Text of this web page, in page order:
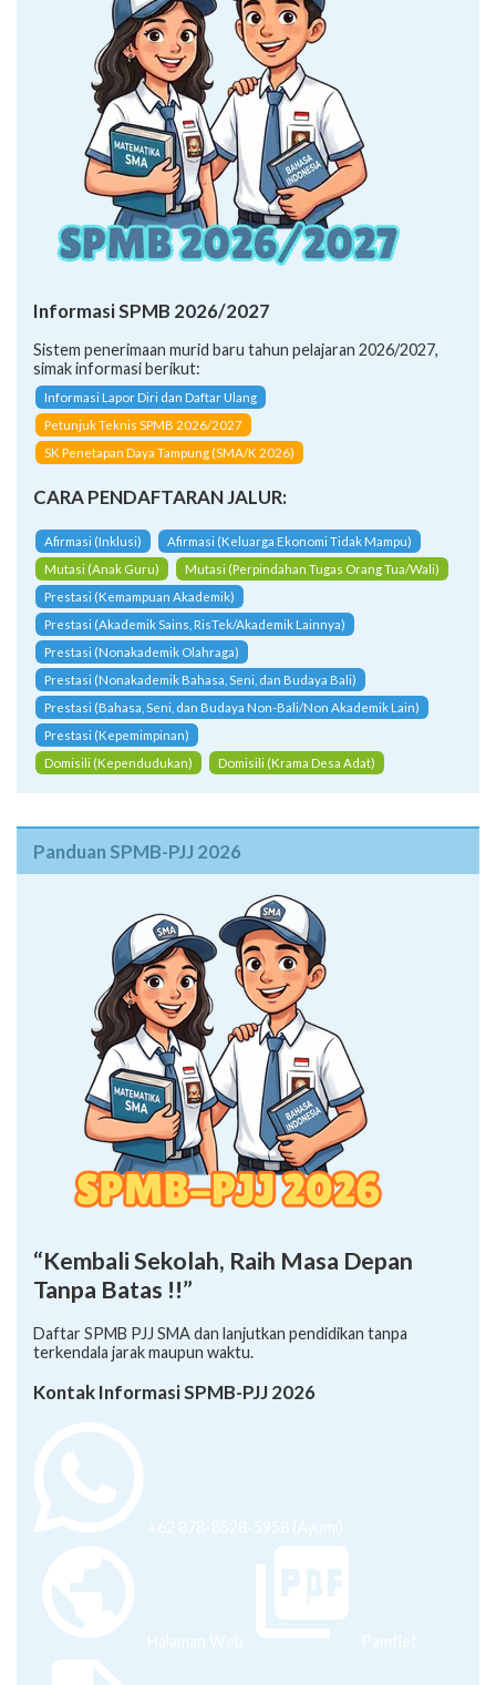
Informasi SPMB 2026/2027
Sistem penerimaan murid baru tahun pelajaran 2026/2027,
simak informasi berikut:
Informasi Lapor Diri dan Daftar Ulang
Petunjuk Teknis SPMB 2026/2027
SK Penetapan Daya Tampung (SMA/K 2026)
CARA PENDAFTARAN JALUR:
Afirmasi (Inklusi)
Afirmasi (Keluarga Ekonomi Tidak Mampu)
Mutasi (Anak Guru)
Mutasi (Perpindahan Tugas Orang Tua/Wali)
Prestasi (Kemampuan Akademik)
Prestasi (Akademik Sains, RisTek/Akademik Lainnya)
Prestasi (Nonakademik Olahraga)
Prestasi (Nonakademik Bahasa, Seni, dan Budaya Bali)
Prestasi (Bahasa, Seni, dan Budaya Non-Bali/Non Akademik Lain)
Prestasi (Kepemimpinan)
Domisili (Kependudukan)
Domisili (Krama Desa Adat)
Panduan SPMB-PJJ 2026
“Kembali Sekolah, Raih Masa Depan
Tanpa Batas !!”
Daftar SPMB PJJ SMA dan lanjutkan pendidikan tanpa
terkendala jarak maupun waktu.
Kontak Informasi SPMB-PJJ 2026
+62 878-8528-5958 (Ayumi)
Halaman Web Pamflet